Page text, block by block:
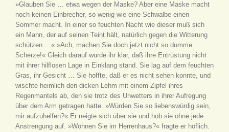
»Glauben Sie … etwa wegen der Maske? Aber eine Maske macht
noch keinen Einbrecher, so wenig wie eine Schwalbe einen
Sommer macht. In einer so feuchten Nacht wie dieser muß sich
ein Mann, der auf seinen Teint hält, natürlich gegen die Witterung
schützen …« »Ach, machen Sie doch jetzt nicht so dumme
Scherze!« Gleich darauf wurde ihr klar, daß ihre Entrüstung nicht
mit ihrer hilflosen Lage in Einklang stand. Sie lag auf dem feuchten
Gras, ihr Gesicht … Sie hoffte, daß er es nicht sehen konnte, und
wischte heimlich den dicken Lehm mit einem Zipfel ihres
Regenmantels ab, den sie trotz des Unwetters in ihrer Aufregung
über dem Arm getragen hatte. »Würden Sie so liebenswürdig sein,
mir aufzuhelfen?« Er neigte sich über sie und hob sie ohne jede
Anstrengung auf. »Wohnen Sie im Herrenhaus?« fragte er höflich.